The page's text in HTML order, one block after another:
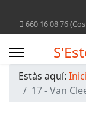
660 16 08 76
Estàs aquí: Inici
17 - Van